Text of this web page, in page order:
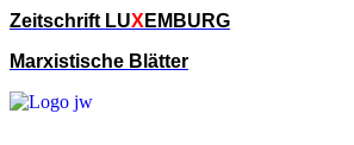
Zeitschrift LUX EMBURG
Marxistische Blätter